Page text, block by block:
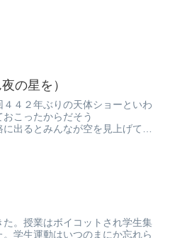
の星を）
４２年ぶりの天体ショーといわ
こったからだそう
空を見上げてい
。授業はボイコットされ学生集
学生運動はいつのまにか忘れら